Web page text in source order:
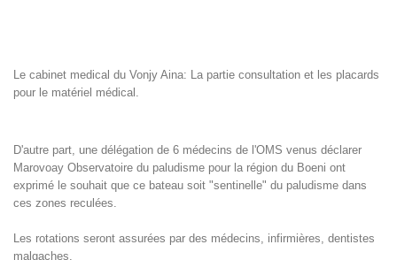
Le cabinet medical du Vonjy Aina: La partie consultation et les placards
pour le matériel médical.
D'autre part, une délégation de 6 médecins de l'OMS venus déclarer
Marovoay Observatoire du paludisme pour la région du Boeni ont
exprimé le souhait que ce bateau soit "sentinelle" du paludisme dans
ces zones reculées.
Les rotations seront assurées par des médecins, infirmières, dentistes
malgaches.